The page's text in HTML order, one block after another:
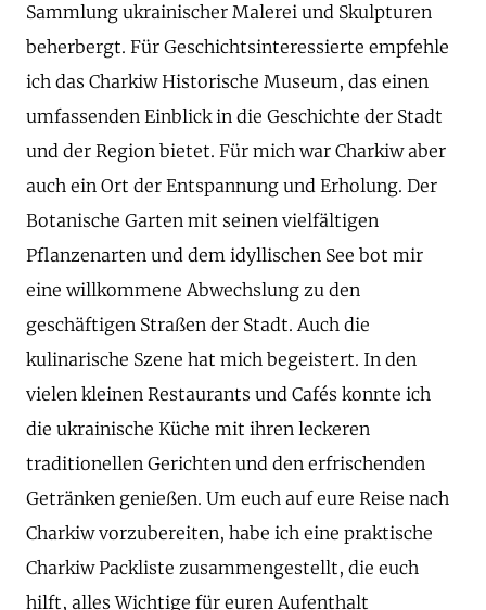
Sammlung ukrainischer Malerei und Skulpturen
beherbergt. Für Geschichtsinteressierte empfehle
ich das Charkiw Historische Museum, das einen
umfassenden Einblick in die Geschichte der Stadt
und der Region bietet. Für mich war Charkiw aber
auch ein Ort der Entspannung und Erholung. Der
Botanische Garten mit seinen vielfältigen
Pflanzenarten und dem idyllischen See bot mir
eine willkommene Abwechslung zu den
geschäftigen Straßen der Stadt. Auch die
kulinarische Szene hat mich begeistert. In den
vielen kleinen Restaurants und Cafés konnte ich
die ukrainische Küche mit ihren leckeren
traditionellen Gerichten und den erfrischenden
Getränken genießen. Um euch auf eure Reise nach
Charkiw vorzubereiten, habe ich eine praktische
Charkiw Packliste zusammengestellt, die euch
hilft, alles Wichtige für euren Aufenthalt